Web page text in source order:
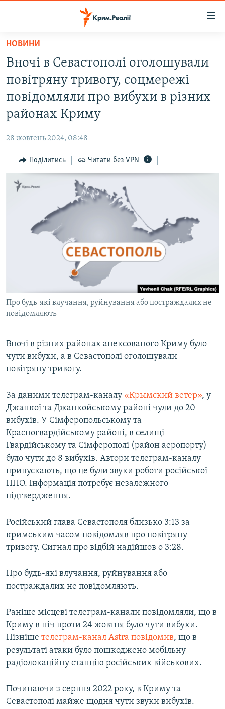
Перейти
основного
матеріалу
Перейти
до
основної
Перейти
пошуку
ВІДЕО ТА ФОТО
ПОЛІТИКА
ІНТЕРВ'Ю
ВСЕ ЗА ДЕНЬ
ДЕПОРТАЦІЯ
ВІДЕОУРОКИ «ELIFBE»
СВІДЧЕННЯ ОКУПАЦІЇ
УКРАЇНСЬКА ПРОБЛЕМА КРИМУ
ЯК ОБІЙТИ БЛОКУВАННЯ
НОВИНИ
Вночі в Севастополі оголошували
повітряну тривогу, соцмережі
повідомляли про вибухи в різних
районах Криму
28 жовтень 2024, 08:48
Поділитись Читати без VPN
Про будь-які влучання, руйнування або постраждалих не
повідомляють
Вночі в різних районах анексованого Криму було
чути вибухи, а в Севастополі оголошували
повітряну тривогу.
За даними телеграм-каналу «Крымский ветер», у
Джанкої та Джанкойському районі чули до 20
вибухів. У Сімферопольському та
Красногвардійському районі, в селищі
Гвардійському та Сімферополі (район аеропорту)
було чути до 8 вибухів. Автори телеграм-каналу
припускають, що це були звуки роботи російської
ППО. Інформація потребує незалежного
підтвердження.
Російський глава Севастополя близько 3:13 за
кримським часом повідомляв про повітряну
тривогу. Сигнал про відбій надійшов о 3:28.
Про будь-які влучання, руйнування або
постраждалих не повідомляють.
Раніше місцеві телеграм-канали повідомляли, що в
Криму в ніч проти 24 жовтня було чути вибухи.
Пізніше телеграм-канал Astra повідомив, що в
результаті атаки було пошкоджено мобільну
радіолокаційну станцію російських військових.
Починаючи з серпня 2022 року, в Криму та
Севастополі майже щодня чути звуки вибухів.